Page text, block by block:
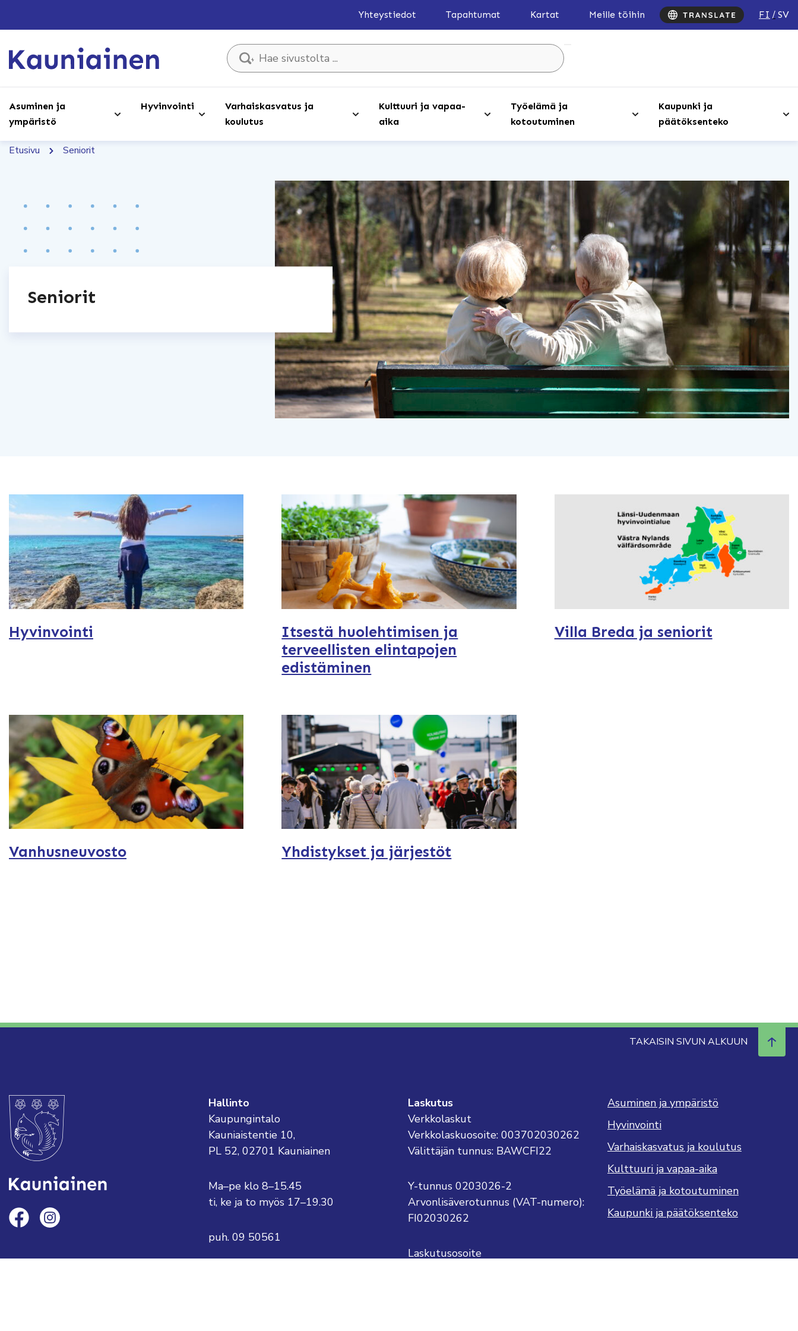
Yhteystiedot Tapahtumat Kartat Meille töihin FI SV
Hae sivustolta ...
Asuminen ja
ympäristö
Hyvinvointi
Varhaiskasvatus ja
koulutus
Kulttuuri ja vapaa-
aika
Työelämä ja
kotoutuminen
Kaupunki ja
päätöksenteko
Etusivu Seniorit
Seniorit
Hyvinvointi
Itsestä huolehtimisen ja
terveellisten elintapojen
edistäminen
Villa Breda ja seniorit
Vanhusneuvosto Yhdistykset ja järjestöt
TAKAISIN SIVUN ALKUUN
Hallinto
Kaupungintalo
Kauniaistentie 10,
PL 52, 02701 Kauniainen
Ma–pe klo 8–15.45
ti, ke ja to myös 17–19.30
puh. 09 50561
Laskutus
Verkkolaskut
Verkkolaskuosoite: 003702030262
Välittäjän tunnus: BAWCFI22
Y-tunnus 0203026-2
Arvonlisäverotunnus (VAT-numero):
FI02030262
Laskutusosoite
Asuminen ja ympäristö
Hyvinvointi
Varhaiskasvatus ja koulutus
Kulttuuri ja vapaa-aika
Työelämä ja kotoutuminen
Kaupunki ja päätöksenteko